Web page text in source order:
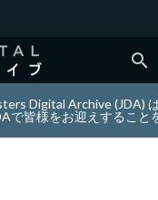
search
Digital Archive (JDA)
で皆様をお迎えすること